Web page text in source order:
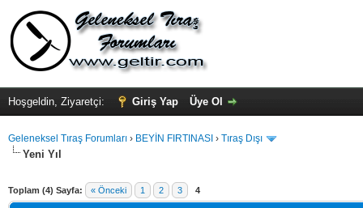
Hoşgeldin, Ziyaretçi: Giriş Yap Üye Ol
Geleneksel Tıraş Forumları › BEYİN FIRTINASI › Tıraş Dışı
Yeni Yıl
Toplam (4) Sayfa: « Önceki 1 2 3 4